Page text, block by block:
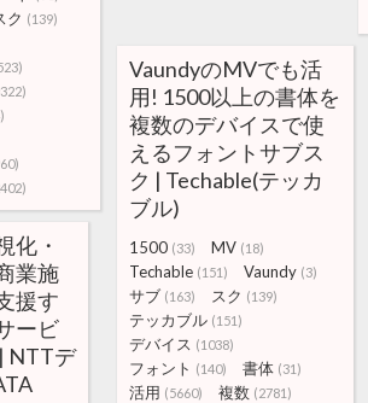
ク (139)
VaundyのMVでも活
用! 1500以上の書体を
複数のデバイスで使
えるフォントサブス
ク | Techable(テッカ
ブル)
1500 (33) MV (18)
Techable (151) Vaundy (3)
サブ (163) スク (139)
テッカブル (151)
デバイス (1038)
フォント (140) 書体 (31)
活用 (5660) 複数 (2781)
化・
業施
援す
ービ
NTTデ